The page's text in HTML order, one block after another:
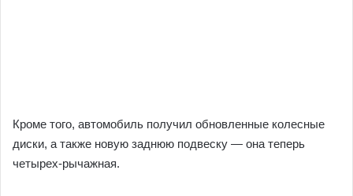
Кроме того, автомобиль получил обновленные колесные
диски, а также новую заднюю подвеску — она теперь
четырех-рычажная.